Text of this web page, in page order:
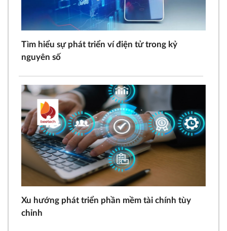
Tìm hiểu sự phát triển ví điện tử trong kỷ
nguyên số
Xu hướng phát triển phần mềm tài chính tùy
chỉnh